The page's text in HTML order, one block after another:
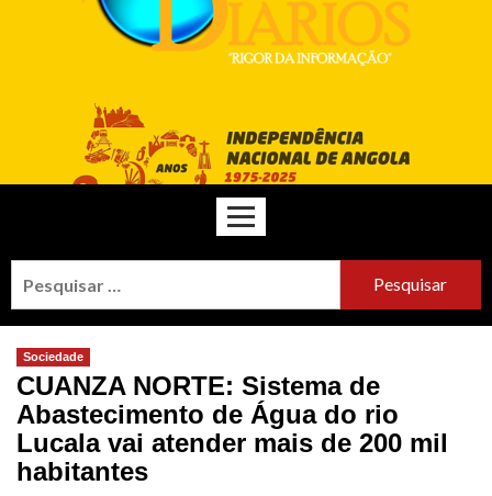
Sociedade
CUANZA NORTE: Sistema de
Abastecimento de Água do rio
Lucala vai atender mais de 200 mil
habitantes